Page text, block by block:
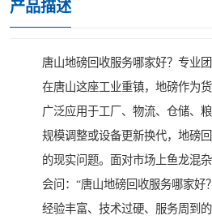
产品描述
唐山地磅回收服务哪家好？专业
在唐山这座工业重镇，地磅作为
广泛应用于工厂、物流、仓储、
规模调整或设备更新换代，地磅
的现实问题。面对市场上鱼龙混
会问：“唐山地磅回收服务哪家好
经验丰富、技术过硬、服务周到